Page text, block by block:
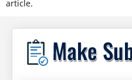
article.